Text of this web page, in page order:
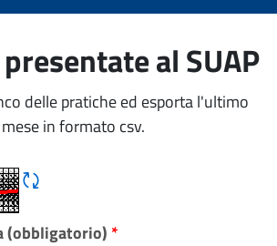
al SUAP
delle pratiche ed esporta l'ultimo
mese in formato csv.
Rigene CAPTCHA
(obbligatorio) *